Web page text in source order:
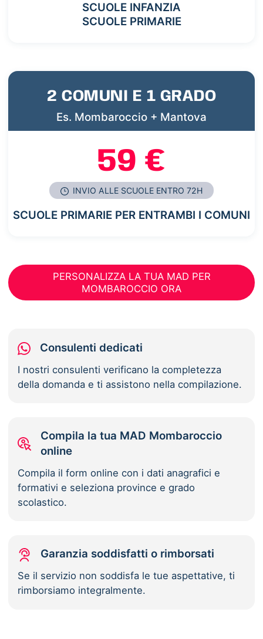
SCUOLE INFANZIA
SCUOLE PRIMARIE
2 COMUNI E 1 GRADO
Es. Mombaroccio + Mantova
59 €
INVIO ALLE SCUOLE ENTRO 72H
SCUOLE PRIMARIE PER ENTRAMBI I COMUNI
PERSONALIZZA LA TUA MAD PER
MOMBAROCCIO ORA
Consulenti dedicati
I nostri consulenti verificano la completezza
della domanda e ti assistono nella compilazione.
Compila la tua MAD Mombaroccio
online
Compila il form online con i dati anagrafici e
formativi e seleziona province e grado
scolastico.
Garanzia soddisfatti o rimborsati
Se il servizio non soddisfa le tue aspettative, ti
rimborsiamo integralmente.